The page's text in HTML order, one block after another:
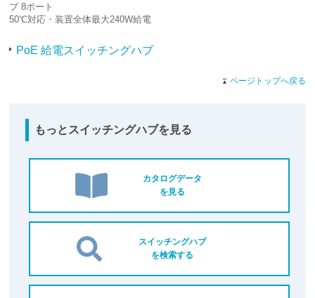
ブ 8ポート
50℃対応・装置全体最大240W給電
PoE 給電スイッチングハブ
ページトップへ戻る
もっとスイッチングハブを見る
カタログデータ
を見る
スイッチングハブ
を検索する